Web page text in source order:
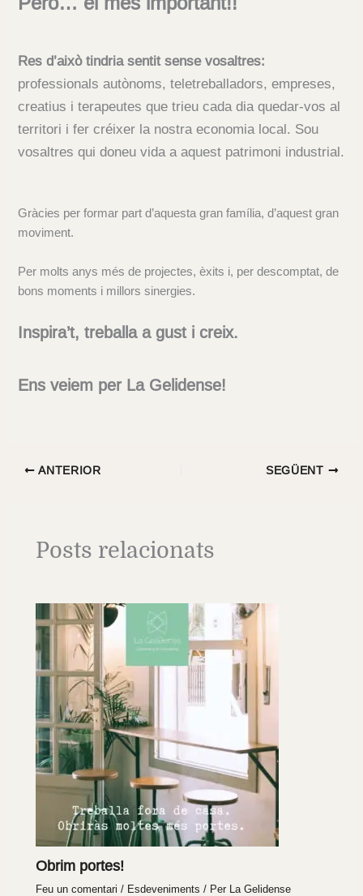
Res d’això tindria sentit sense vosaltres:
professionals autònoms, teletreballadors, empreses,
creatius i terapeutes que trieu cada dia quedar-vos al
territori i fer créixer la nostra economia local. Sou
vosaltres qui doneu vida a aquest patrimoni industrial.
Gràcies per formar part d’aquesta gran família, d’aquest gran
moviment.
Per molts anys més de projectes, èxits i, per descomptat, de
bons moments i millors sinergies.
Inspira’t, treballa a gust i creix.
Ens veiem per La Gelidense!
ANTERIOR SEGÜENT
Posts relacionats
Obrim portes!
Feu un comentari / Esdeveniments / Per
La Gelidense